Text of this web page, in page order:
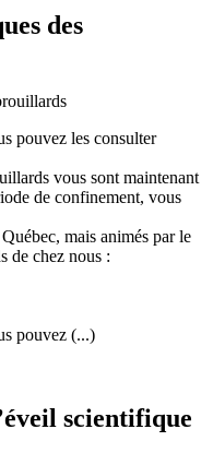
des
pouvez les consulter
vous sont maintenant
de confinement, vous
mais animés par le
de chez nous :
pouvez (...)
scientifique